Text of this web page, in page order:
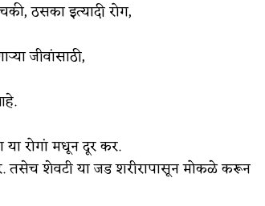
ठसका इत्यादी रोग,
जीवांसाठी,
या रोगां मधून दूर कर.
तसेच शेवटी या जड शरीरापासून मोकळे करून